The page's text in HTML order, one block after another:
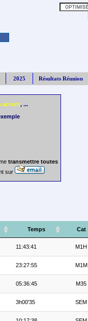
2025 Résultats Réunion
accent, ...
transmettre toutes
sur
Temps Cat
11:43:41 M1H
23:27:55 M1M
05:36:45 M35
3h00'35 SEM